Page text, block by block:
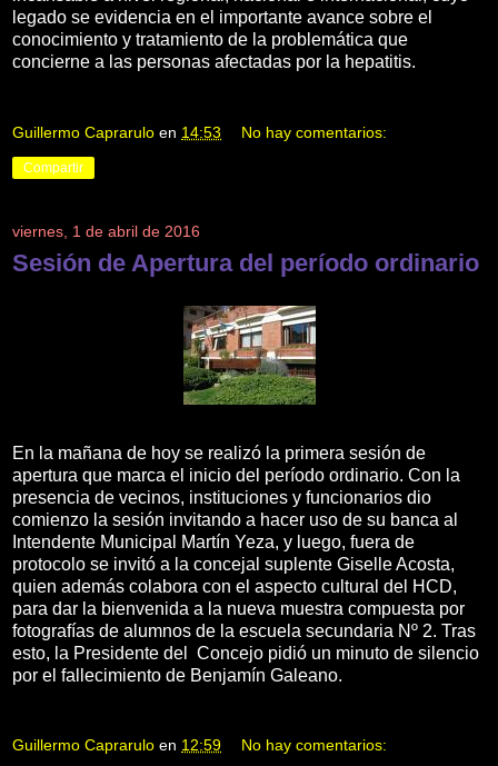
legado se evidencia en el importante avance sobre el
conocimiento y tratamiento de la problemática que
concierne a las personas afectadas por la hepatitis.
Guillermo Caprarulo en 14:53 No hay comentarios:
Compartir
viernes, 1 de abril de 2016
Sesión de Apertura del período ordinario
En la mañana de hoy se realizó la primera sesión de
apertura que marca el inicio del período ordinario. Con la
presencia de vecinos, instituciones y funcionarios dio
comienzo la sesión invitando a hacer uso de su banca al
Intendente Municipal Martín Yeza, y luego, fuera de
protocolo se invitó a la concejal suplente Giselle Acosta,
quien además colabora con el aspecto cultural del HCD,
para dar la bienvenida a la nueva muestra compuesta por
fotografías de alumnos de la escuela secundaria Nº 2. Tras
esto, la Presidente del Concejo pidió un minuto de silencio
por el fallecimiento de Benjamín Galeano.
Guillermo Caprarulo en 12:59 No hay comentarios: